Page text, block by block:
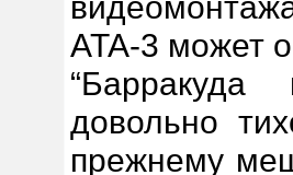
ATA-3 может
довольно
прежнему